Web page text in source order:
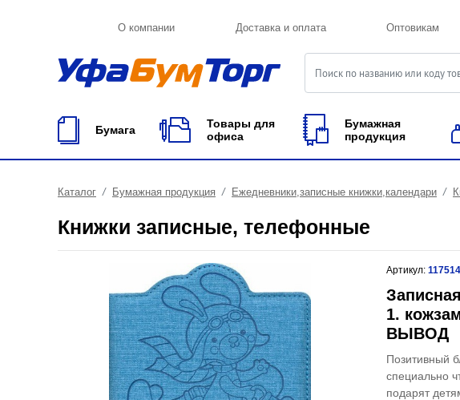
О компании Доставка и оплата Оптовикам
Бумага
Товары для
офиса
Бумажная
продукция
Каталог Бумажная продукция Ежедневники,записные книжки,календари
Книжки записные, телефонные
Артикул: 117514
1.
ВЫВОД
Позитивный
специально
подарят